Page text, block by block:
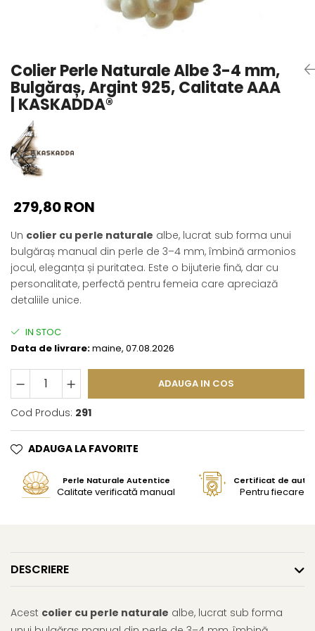
Seturi Perle cu Argint
Brose cu Perle
Colier Perle Naturale Albe 3-4 mm,
Bulgăraș, Argint 925, Calitate AAA
| KASKADDA®
279,80 RON
Un colier cu perle naturale albe, lucrat sub forma unui
bulgăraș manual din perle de 3–4 mm, îmbină armonios
jocul, eleganța și puritatea. Este o bijuterie fină, dar cu
personalitate, perfectă pentru femeia care apreciază
detaliile unice.
IN STOC
Data de livrare:maine, 07.08.2026
ADAUGA IN COS
Cod Produs: 291
ADAUGA LA FAVORITE
Perle Naturale Autentice
Calitate verificată manual
Certificat de
Pentru fiecare
DESCRIERE
Acest colier cu perle naturale albe, lucrat sub forma